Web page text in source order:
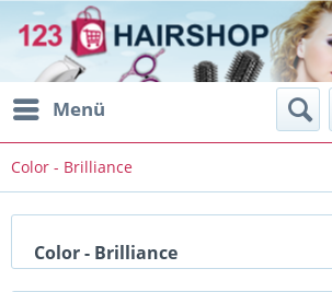
Menü
Color - Brilliance
Color - Brilliance